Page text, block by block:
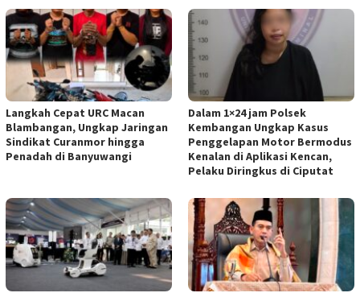
Langkah Cepat URC Macan
Blambangan, Ungkap Jaringan
Sindikat Curanmor hingga
Penadah di Banyuwangi
Dalam 1×24 jam Polsek
Kembangan Ungkap Kasus
Penggelapan Motor Bermodus
Kenalan di Aplikasi Kencan,
Pelaku Diringkus di Ciputat